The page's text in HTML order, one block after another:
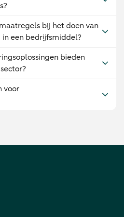
bij het doen van
in een bedrijfsmiddel?
bieden
voor